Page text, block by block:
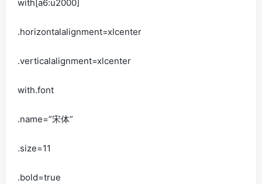
with[a6:u2000]
.horizontalalignment=xlcenter
.verticalalignment=xlcenter
with.font
.name=”宋体”
.size=11
.bold=true